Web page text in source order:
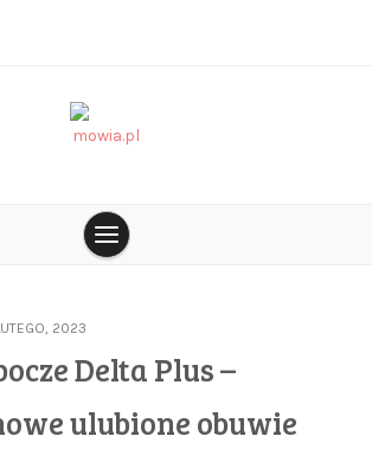
2023
Delta Plus –
ulubione obuwie